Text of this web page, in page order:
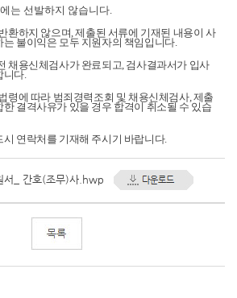
는 선발하지 않습니다.
환하지 않으며,제출된 서류에 기재된 내용이 사
는 불이익은 모두 지원자의 책임입니다.
채용신체검사가 완료되고, 검사결과서가 입사
니다.
령에 따라 범죄경력조회 및 채용신체검사,제출
한 결격사유가 있을 경우 합격이 취소될 수 있습
연락처를 기재해 주시기 바랍니다.
서_ 간호(조무)사.hwp